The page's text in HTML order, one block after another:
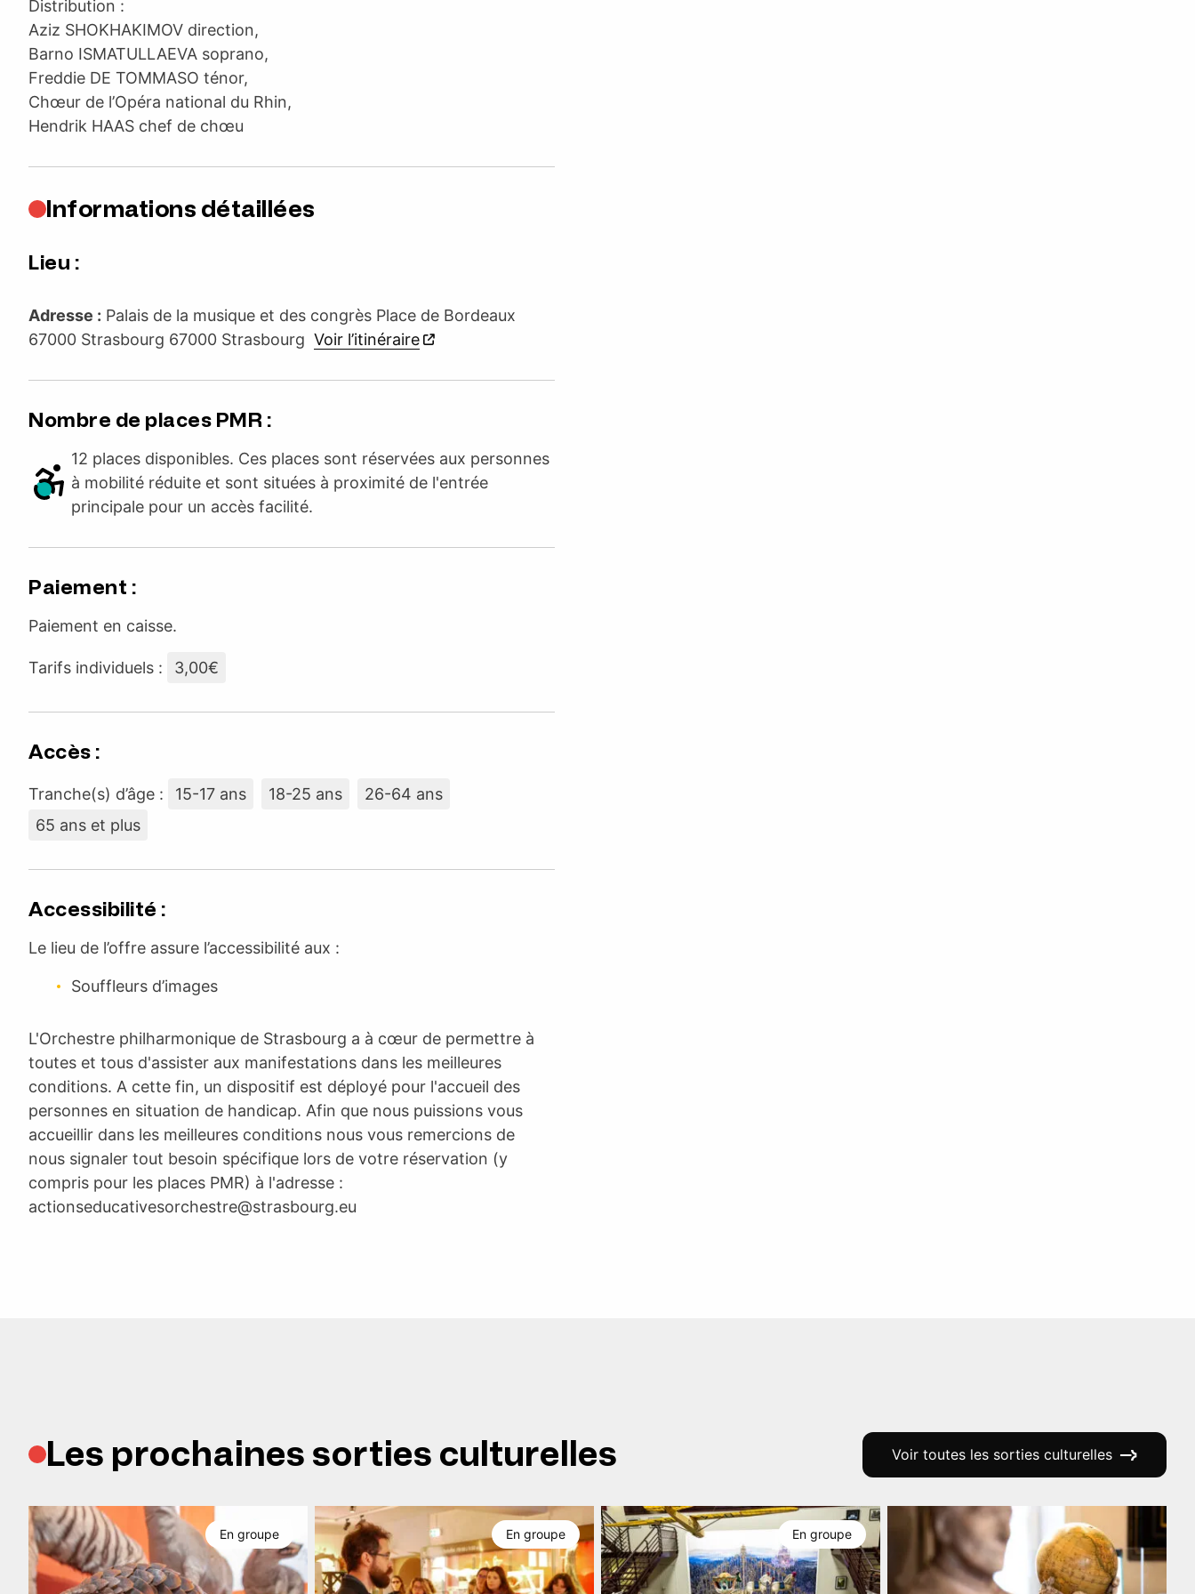
Distribution :
Aziz SHOKHAKIMOV direction,
Barno ISMATULLAEVA soprano,
Freddie DE TOMMASO ténor,
Chœur de l’Opéra national du Rhin,
Hendrik HAAS chef de chœu
Informations détaillées
Lieu :
Adresse : Palais de la musique et des congrès Place de Bordeaux
67000 Strasbourg 67000 Strasbourg Voir l’itinéraire
Nombre de places PMR :
12 places disponibles. Ces places sont réservées aux personnes
à mobilité réduite et sont situées à proximité de l'entrée
principale pour un accès facilité.
Paiement :
Paiement en caisse.
Tarifs individuels : 3,00€
Accès :
Tranche(s) d’âge : 15-17 ans 18-25 ans
26-64 ans
65 ans et plus
Accessibilité :
Le lieu de l’offre assure l’accessibilité aux :
Souffleurs d’images
L'Orchestre philharmonique de Strasbourg a à cœur de permettre à
toutes et tous d'assister aux manifestations dans les meilleures
conditions. A cette fin, un dispositif est déployé pour l'accueil des
personnes en situation de handicap. Afin que nous puissions vous
accueillir dans les meilleures conditions nous vous remercions de
nous signaler tout besoin spécifique lors de votre réservation (y
compris pour les places PMR) à l'adresse :
actionseducativesorchestre@strasbourg.eu
Les prochaines sorties culturelles Voir toutes les sorties culturelles
En groupe En groupe En groupe